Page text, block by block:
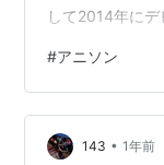
して2014年に
おすすめの10曲
Darling 2.
azure 5. Lapis
わり 9. マイク
#アニソン
143 • 1年前